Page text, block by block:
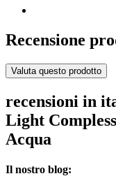
Recensione
Valuta questo prodotto
recensioni in
Light
Acqua
Il nostro blog: